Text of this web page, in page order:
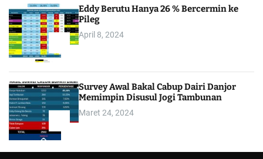
Eddy Berutu Hanya 26 % Bercermin ke
Pileg
April 8, 2024
Survey Awal Bakal Cabup Dairi Danjor
Memimpin Disusul Jogi Tambunan
Maret 24, 2024